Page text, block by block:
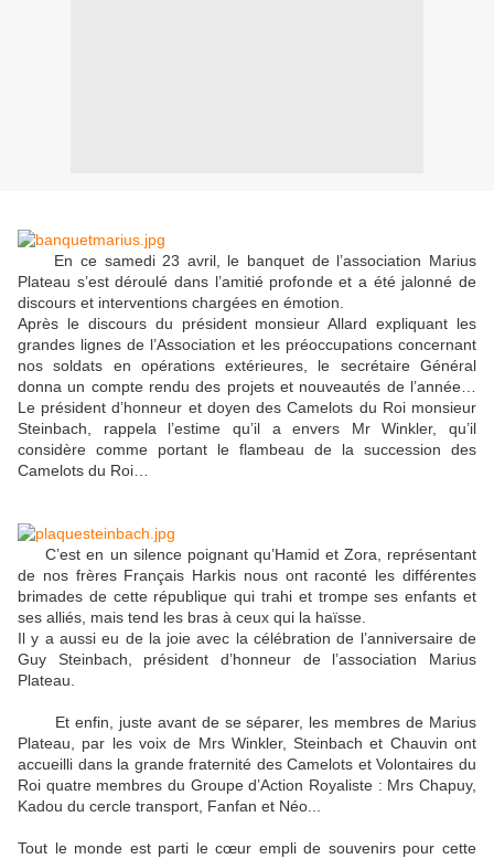
En ce samedi 23 avril, le banquet de l’association Marius
Plateau s’est déroulé dans l’amitié profonde et a été jalonné de
discours et interventions chargées en émotion.
Après le discours du président monsieur Allard expliquant les
grandes lignes de l’Association et les préoccupations concernant
nos soldats en opérations extérieures, le secrétaire Général
donna un compte rendu des projets et nouveautés de l’année…
Le président d’honneur et doyen des Camelots du Roi monsieur
Steinbach, rappela l’estime qu’il a envers Mr Winkler, qu’il
considère comme portant le flambeau de la succession des
Camelots du Roi…
C’est en un silence poignant qu’Hamid et Zora, représentant
de nos frères Français Harkis nous ont raconté les différentes
brimades de cette république qui trahi et trompe ses enfants et
ses alliés, mais tend les bras à ceux qui la haïsse.
Il y a aussi eu de la joie avec la célébration de l’anniversaire de
Guy Steinbach, président d’honneur de l’association Marius
Plateau.
Et enfin, juste avant de se séparer, les membres de Marius
Plateau, par les voix de Mrs Winkler, Steinbach et Chauvin ont
accueilli dans la grande fraternité des Camelots et Volontaires du
Roi quatre membres du Groupe d’Action Royaliste : Mrs Chapuy,
Kadou du cercle transport, Fanfan et Néo...
Tout le monde est parti le cœur empli de souvenirs pour cette